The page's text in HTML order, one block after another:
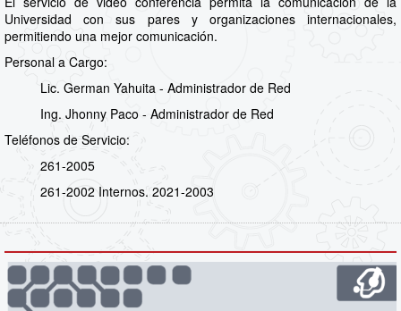
Universidad con sus pares y organizaciones internacionales,
permitiendo una mejor comunicación.
Personal a Cargo:
Lic. German Yahuita - Administrador de Red
Ing. Jhonny Paco - Administrador de Red
Teléfonos de Servicio:
261-2005
261-2002 Internos. 2021-2003